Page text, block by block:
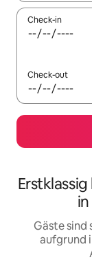
Check-in
Check-out
Gäste sind
aufgrund